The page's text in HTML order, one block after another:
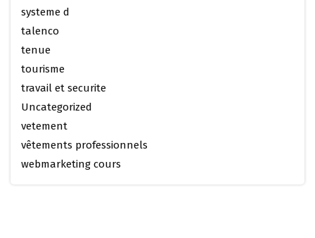
systeme d
talenco
tenue
tourisme
travail et securite
Uncategorized
vetement
vêtements professionnels
webmarketing cours